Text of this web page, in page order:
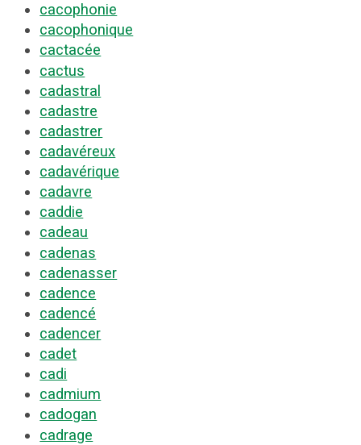
cacophonie
cacophonique
cactacée
cactus
cadastral
cadastre
cadastrer
cadavéreux
cadavérique
cadavre
caddie
cadeau
cadenas
cadenasser
cadence
cadencé
cadencer
cadet
cadi
cadmium
cadogan
cadrage